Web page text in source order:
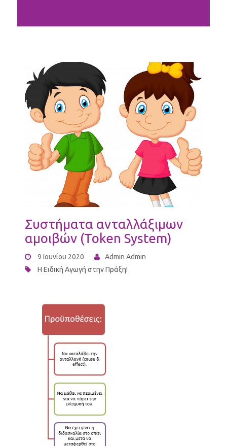
Συστήματα ανταλλάξιμων
αμοιβών (Token System)
9 Ιουνίου 2020
Admin Admin
Η Ειδική Αγωγή στην Πράξη!